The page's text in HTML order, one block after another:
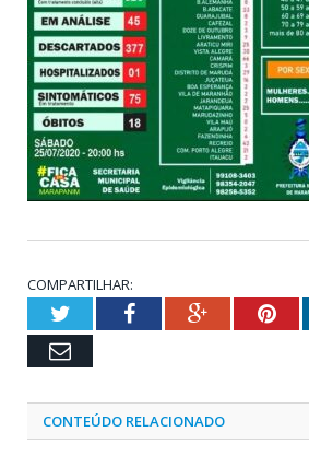
COMPARTILHAR:
TwitterFacebookGoogle+
Email
CONTEÚDO RELACIONADO